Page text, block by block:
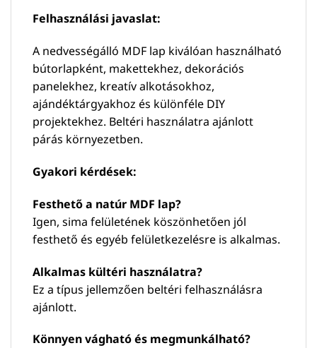
Felhasználási javaslat:
A nedvességálló MDF lap kiválóan használható
bútorlapként, makettekhez, dekorációs
panelekhez, kreatív alkotásokhoz,
ajándéktárgyakhoz és különféle DIY
projektekhez. Beltéri használatra ajánlott
párás környezetben.
Gyakori kérdések:
Festhető a natúr MDF lap?
Igen, sima felületének köszönhetően jól
festhető és egyéb felületkezelésre is alkalmas.
Alkalmas kültéri használatra?
Ez a típus jellemzően beltéri felhasználásra
ajánlott.
Könnyen vágható és megmunkálható?